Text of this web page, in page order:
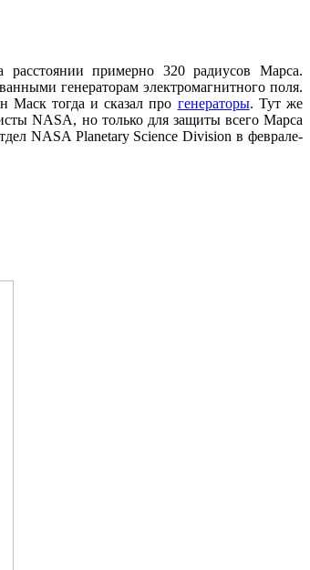
примерно 320 радиусов Марса.
генераторам электромагнитного поля.
Маск тогда и сказал про генераторы. Тут же
NASA, но только для защиты всего Марса
NASA Planetary Science Division в феврале-